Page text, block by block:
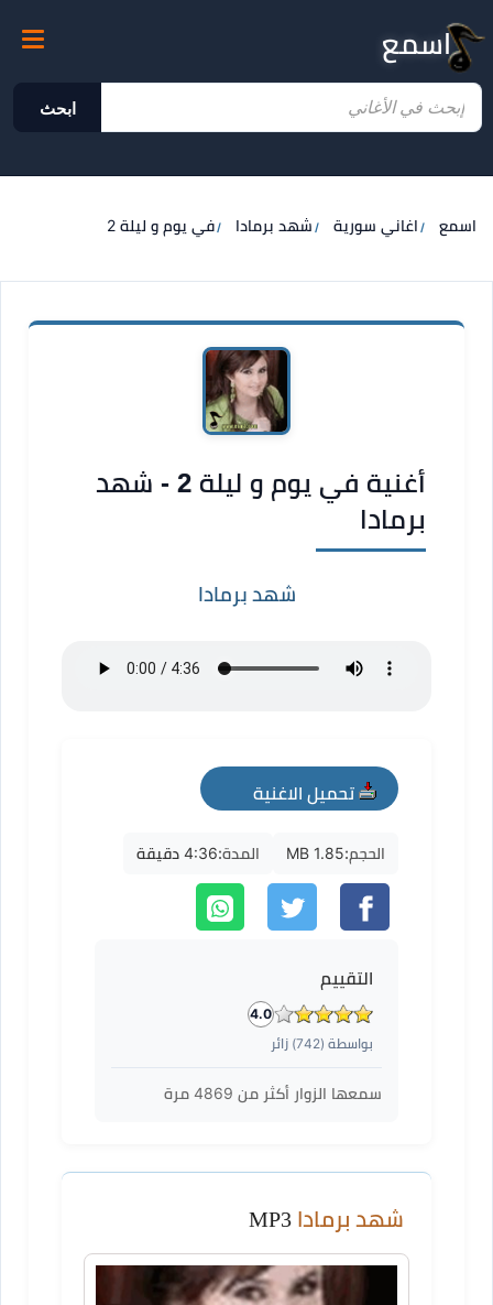
اسمع
ابحث
اسمع اغاني سورية شهد برمادا في يوم و ليلة 2
أغنية في يوم و ليلة 2 - شهد
برمادا
شهد برمادا
تحميل الاغنية
mp3
الحجم:1.85 MB المدة:4:36 دقيقة
التقييم
4.0
بواسطة (742) زائر
سمعها الزوار أكثر من 4869 مرة
شهد برمادا